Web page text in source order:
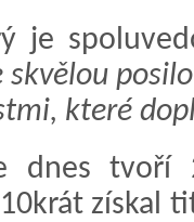
je
skvělou
které
dnes
získal